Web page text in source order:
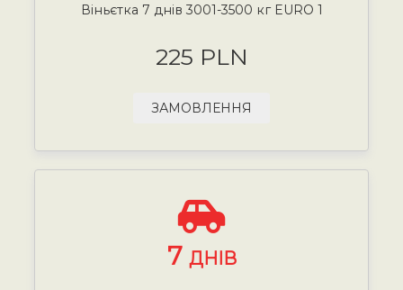
Віньєтка 7 днів 3001-3500 кг EURO 1
225 PLN
ЗАМОВЛЕННЯ
7 ДНІВ